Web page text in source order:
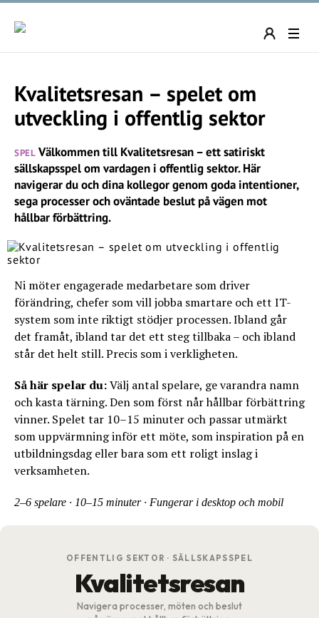
Kvalitetsresan – spelet om
utveckling i offentlig sektor
SPEL Välkommen till Kvalitetsresan – ett satiriskt
sällskapsspel om vardagen i offentlig sektor. Här
navigerar du och dina kollegor genom goda intentioner,
sega processer och oväntade beslut på vägen mot
hållbar förbättring.
Ni möter engagerade medarbetare som driver
förändring, chefer som vill jobba smartare och ett IT-
system som inte riktigt stödjer processen. Ibland går
det framåt, ibland tar det ett steg tillbaka – och ibland
står det helt still. Precis som i verkligheten.
Så här spelar du:Välj antal spelare, ge varandra namn
och kasta tärning. Den som först når hållbar förbättring
vinner. Spelet tar 10–15 minuter och passar utmärkt
som uppvärmning inför ett möte, som inspiration på en
utbildningsdag eller bara som ett roligt inslag i
verksamheten.
2–6 spelare · 10–15 minuter · Fungerar i desktop och mobil